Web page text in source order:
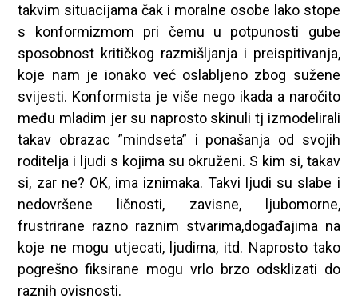
takvim situacijama čak i moralne osobe lako stope
s konformizmom pri čemu u potpunosti gube
sposobnost kritičkog razmišljanja i preispitivanja,
koje nam je ionako već oslabljeno zbog sužene
svijesti. Konformista je više nego ikada a naročito
među mladim jer su naprosto skinuli tj izmodelirali
takav obrazac ”mindseta” i ponašanja od svojih
roditelja i ljudi s kojima su okruženi. S kim si, takav
si, zar ne? OK, ima iznimaka. Takvi ljudi su slabe i
nedovršene ličnosti, zavisne, ljubomorne,
frustrirane razno raznim stvarima,događajima na
koje ne mogu utjecati, ljudima, itd. Naprosto tako
pogrešno fiksirane mogu vrlo brzo odsklizati do
raznih ovisnosti.